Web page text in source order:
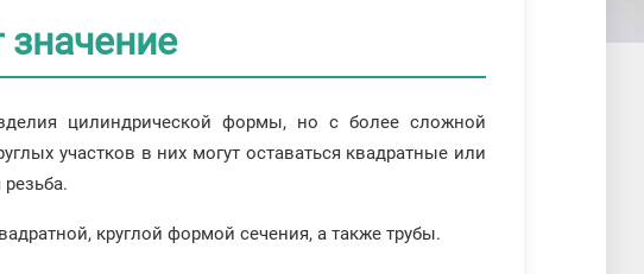
цилиндрической формы, но с более сложной
участков в них могут оставаться квадратные или
круглой формой сечения, а также трубы.